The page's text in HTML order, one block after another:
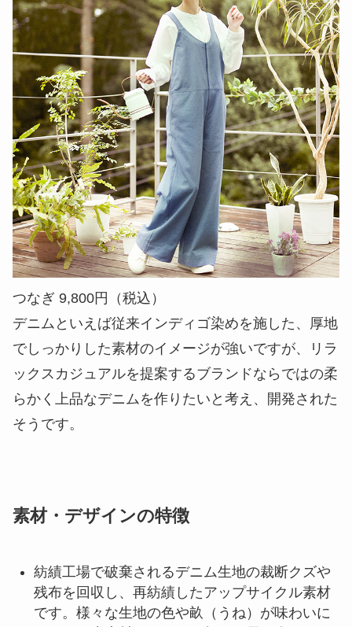
つなぎ 9,800円（税込）
デニムといえば従来インディゴ染めを施した、厚地
でしっかりした素材のイメージが強いですが、リラ
ックスカジュアルを提案するブランドならではの柔
らかく上品なデニムを作りたいと考え、開発された
そうです。
素材・デザインの特徴
紡績工場で破棄されるデニム生地の裁断クズや
残布を回収し、再紡績したアップサイクル素材
です。様々な生地の色や畝（うね）が味わいに